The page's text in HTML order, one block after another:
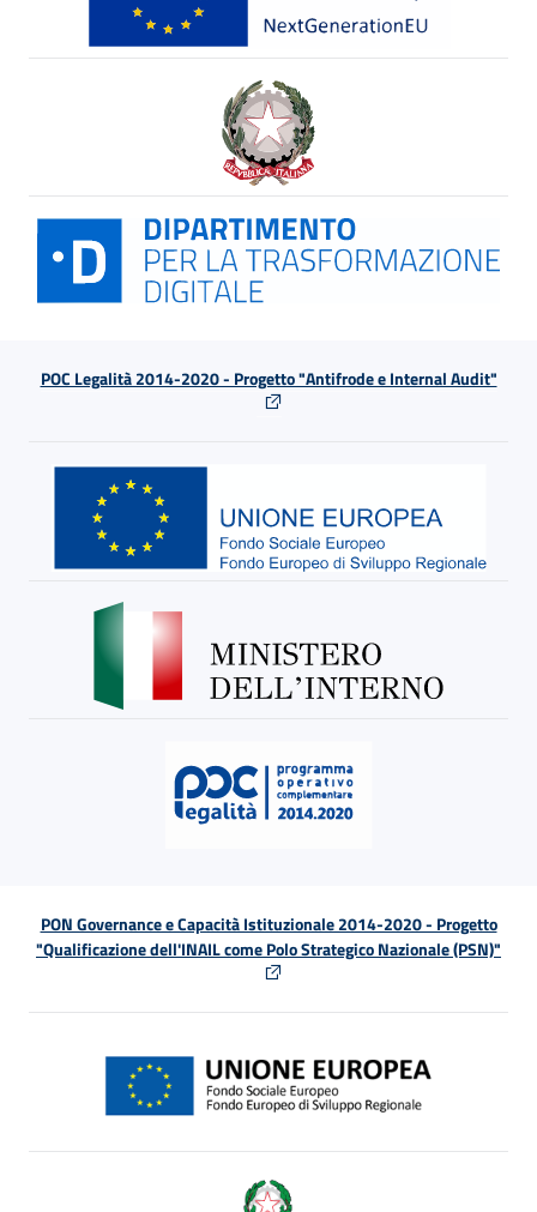
POC Legalità 2014-2020 - Progetto "Antifrode e Internal Audit"
PON Governance e Capacità Istituzionale 2014-2020 - Progetto
"Qualificazione dell'INAIL come Polo Strategico Nazionale (PSN)"